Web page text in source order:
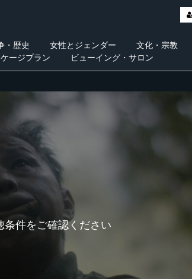
・歴史 女性とジェンダー 文化・宗教
ージプラン ビューイング・サロン
件をご確認ください